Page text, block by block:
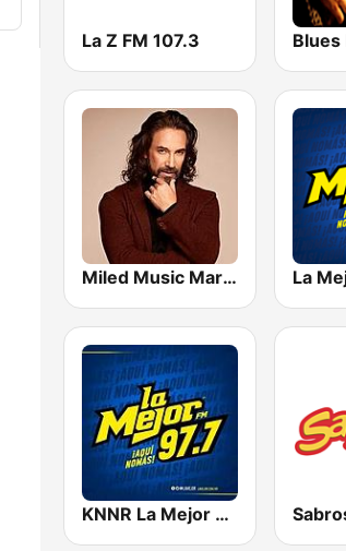
La Z FM 107.3 Blues
Miled Music Marco Antonio Solís La
KNNR La Mejor 97.7 FM